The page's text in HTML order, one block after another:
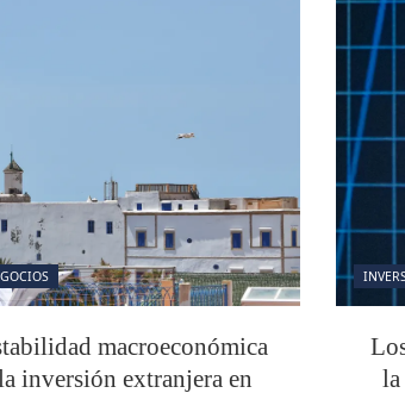
macroeconómica
inversión extranjera en